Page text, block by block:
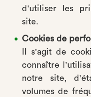
d'utiliser les
site.
Cookies de
Il s'agit de
connaître
notre site,
volumes de